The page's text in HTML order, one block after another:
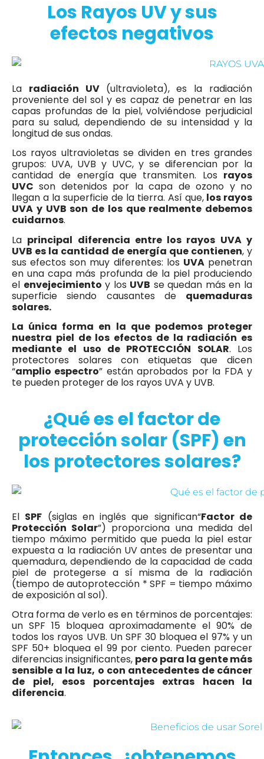
Los Rayos UV y sus
efectos negativos
La radiación UV (ultravioleta), es la radiación
proveniente del sol y es capaz de penetrar en las
capas profundas de la piel, volviéndose perjudicial
para su salud, dependiendo de su intensidad y la
longitud de sus ondas.
Los rayos ultravioletas se dividen en tres grandes
grupos: UVA, UVB y UVC, y se diferencian por la
cantidad de energía que transmiten. Los rayos
UVC son detenidos por la capa de ozono y no
llegan a la superficie de la tierra. Así que, los rayos
UVA y UVB son de los que realmente debemos
cuidarnos.
La principal diferencia entre los rayos UVA y
UVB es la cantidad de energía que contienen, y
sus efectos son muy diferentes: los UVApenetran
en una capa más profunda de la piel produciendo
el envejecimiento y los UVB se quedan más en la
superficie siendo causantes de quemaduras
solares.
La única forma en la que podemos proteger
nuestra piel de los efectos de la radiación es
mediante el uso de PROTECCIÓN SOLAR. Los
protectores solares con etiquetas que dicen
“amplio espectro” están aprobados por la FDA y
te pueden proteger de los rayos UVA y UVB.
¿Qué es el factor de
protección solar (SPF) en
los protectores solares?
El SPF (siglas en inglés que significan“Factor de
Protección Solar”) proporciona una medida del
tiempo máximo permitido que pueda la piel estar
expuesta a la radiación UV antes de presentar una
quemadura, dependiendo de la capacidad de cada
piel de protegerse a sí misma de la radiación
(tiempo de autoprotección * SPF = tiempo máximo
de exposición al sol).
Otra forma de verlo es en términos de porcentajes:
un SPF 15 bloquea aproximadamente el 90% de
todos los rayos UVB. Un SPF 30 bloquea el 97% y un
SPF 50+ bloquea el 99 por ciento. Pueden parecer
diferencias insignificantes, pero para la gente más
sensible a la luz, o con antecedentes de cáncer
de piel, esos porcentajes extras hacen la
diferencia.